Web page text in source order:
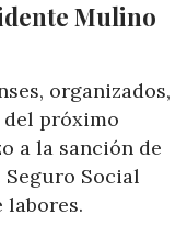
Mulino
organizados,
próximo
a la sanción de
Seguro Social
labores.